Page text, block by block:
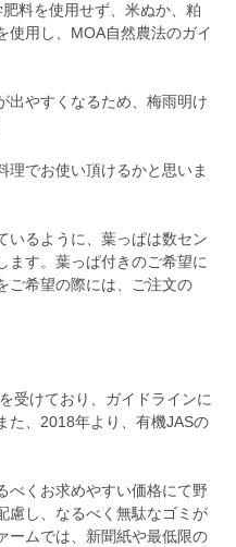
料を使用せず、米ぬか、粕
使用し、MOA自然農法のガイ
出やすくなるため、梅雨明け
理でお使い頂けるかと思いま
いるように、葉っぱは数セン
ます。葉っぱ付きのご希望に
ご希望の際には、ご注文の
受けており、ガイドラインに
た、2018年より、有機JASの
くお求めやすい価格にて野
慮し、なるべく無駄なゴミが
ームでは、新聞紙や最低限の